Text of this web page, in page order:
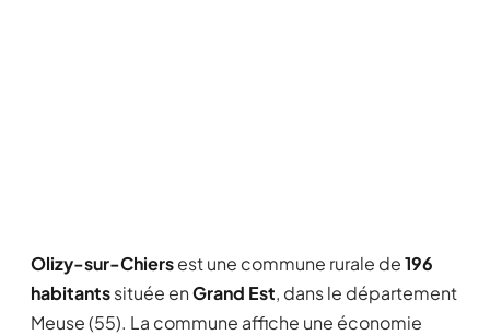
Olizy-sur-Chiersest une commune rurale de196
habitantssituée enGrand Est, dans le département
Meuse (55). La commune affiche une économie